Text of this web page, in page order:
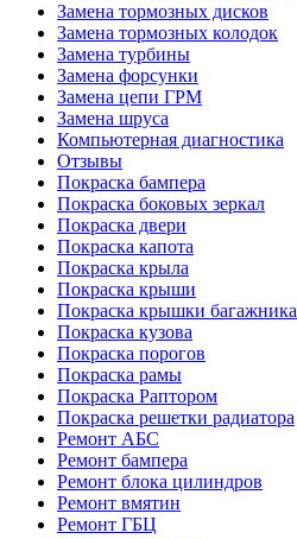
Замена тормозных дисков
Замена тормозных колодок
Замена турбины
Замена форсунки
Замена цепи ГРМ
Замена шруса
Компьютерная диагностика
Отзывы
Покраска бампера
Покраска боковых зеркал
Покраска двери
Покраска капота
Покраска крыла
Покраска крыши
Покраска крышки багажника
Покраска кузова
Покраска порогов
Покраска рамы
Покраска Раптором
Покраска решетки радиатора
Ремонт АБС
Ремонт бампера
Ремонт блока цилиндров
Ремонт вмятин
Ремонт ГБЦ